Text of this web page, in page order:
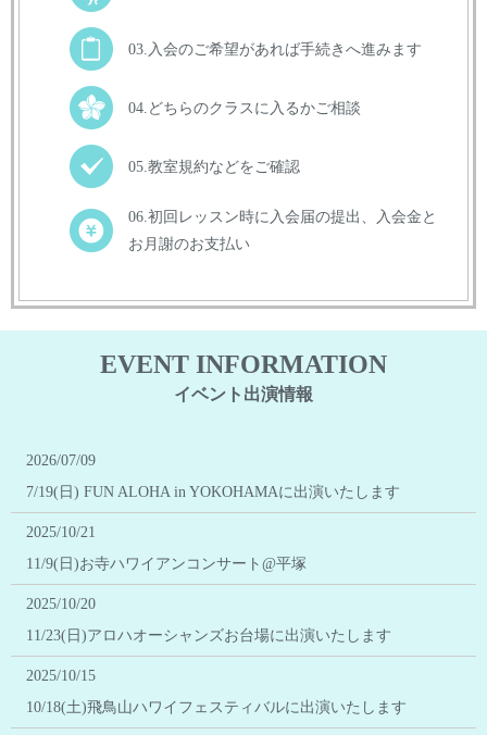
03.入会のご希望があれば手続きへ進みます
04.どちらのクラスに入るかご相談
05.教室規約などをご確認
06.初回レッスン時に入会届の提出、入会金と
お月謝のお支払い
EVENT INFORMATION
イベント出演情報
2026/07/09
7/19(日) FUN ALOHA in YOKOHAMAに出演いたします
2025/10/21
11/9(日)お寺ハワイアンコンサート@平塚
2025/10/20
11/23(日)アロハオーシャンズお台場に出演いたします
2025/10/15
10/18(土)飛鳥山ハワイフェスティバルに出演いたします